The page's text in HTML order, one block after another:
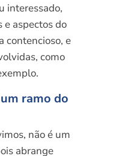
interessado,
e aspectos do
contencioso, e
como
ramo do
não é um
abrange